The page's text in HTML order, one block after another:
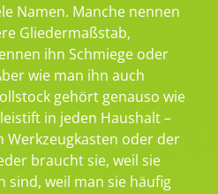
Namen. Manche nennen
Gliedermaßstab,
ihn Schmiege oder
wie man ihn auch
gehört genauso wie
in jeden Haushalt –
Werkzeugkasten oder der
braucht sie, weil sie
sind, weil man sie häufig